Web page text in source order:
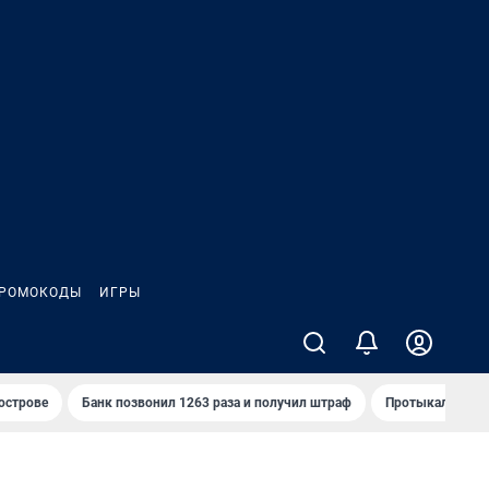
ИГРЫ
Банк позвонил 1263 раза и получил штраф Протыкал